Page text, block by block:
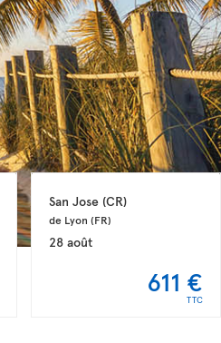
San Jose (CR)
de Lyon (FR)
28 août
611 €
TTC